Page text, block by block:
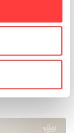
för magens